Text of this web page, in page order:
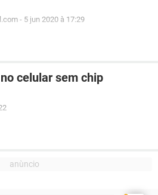
- 5 jun 2020 à 17:29
celular sem chip